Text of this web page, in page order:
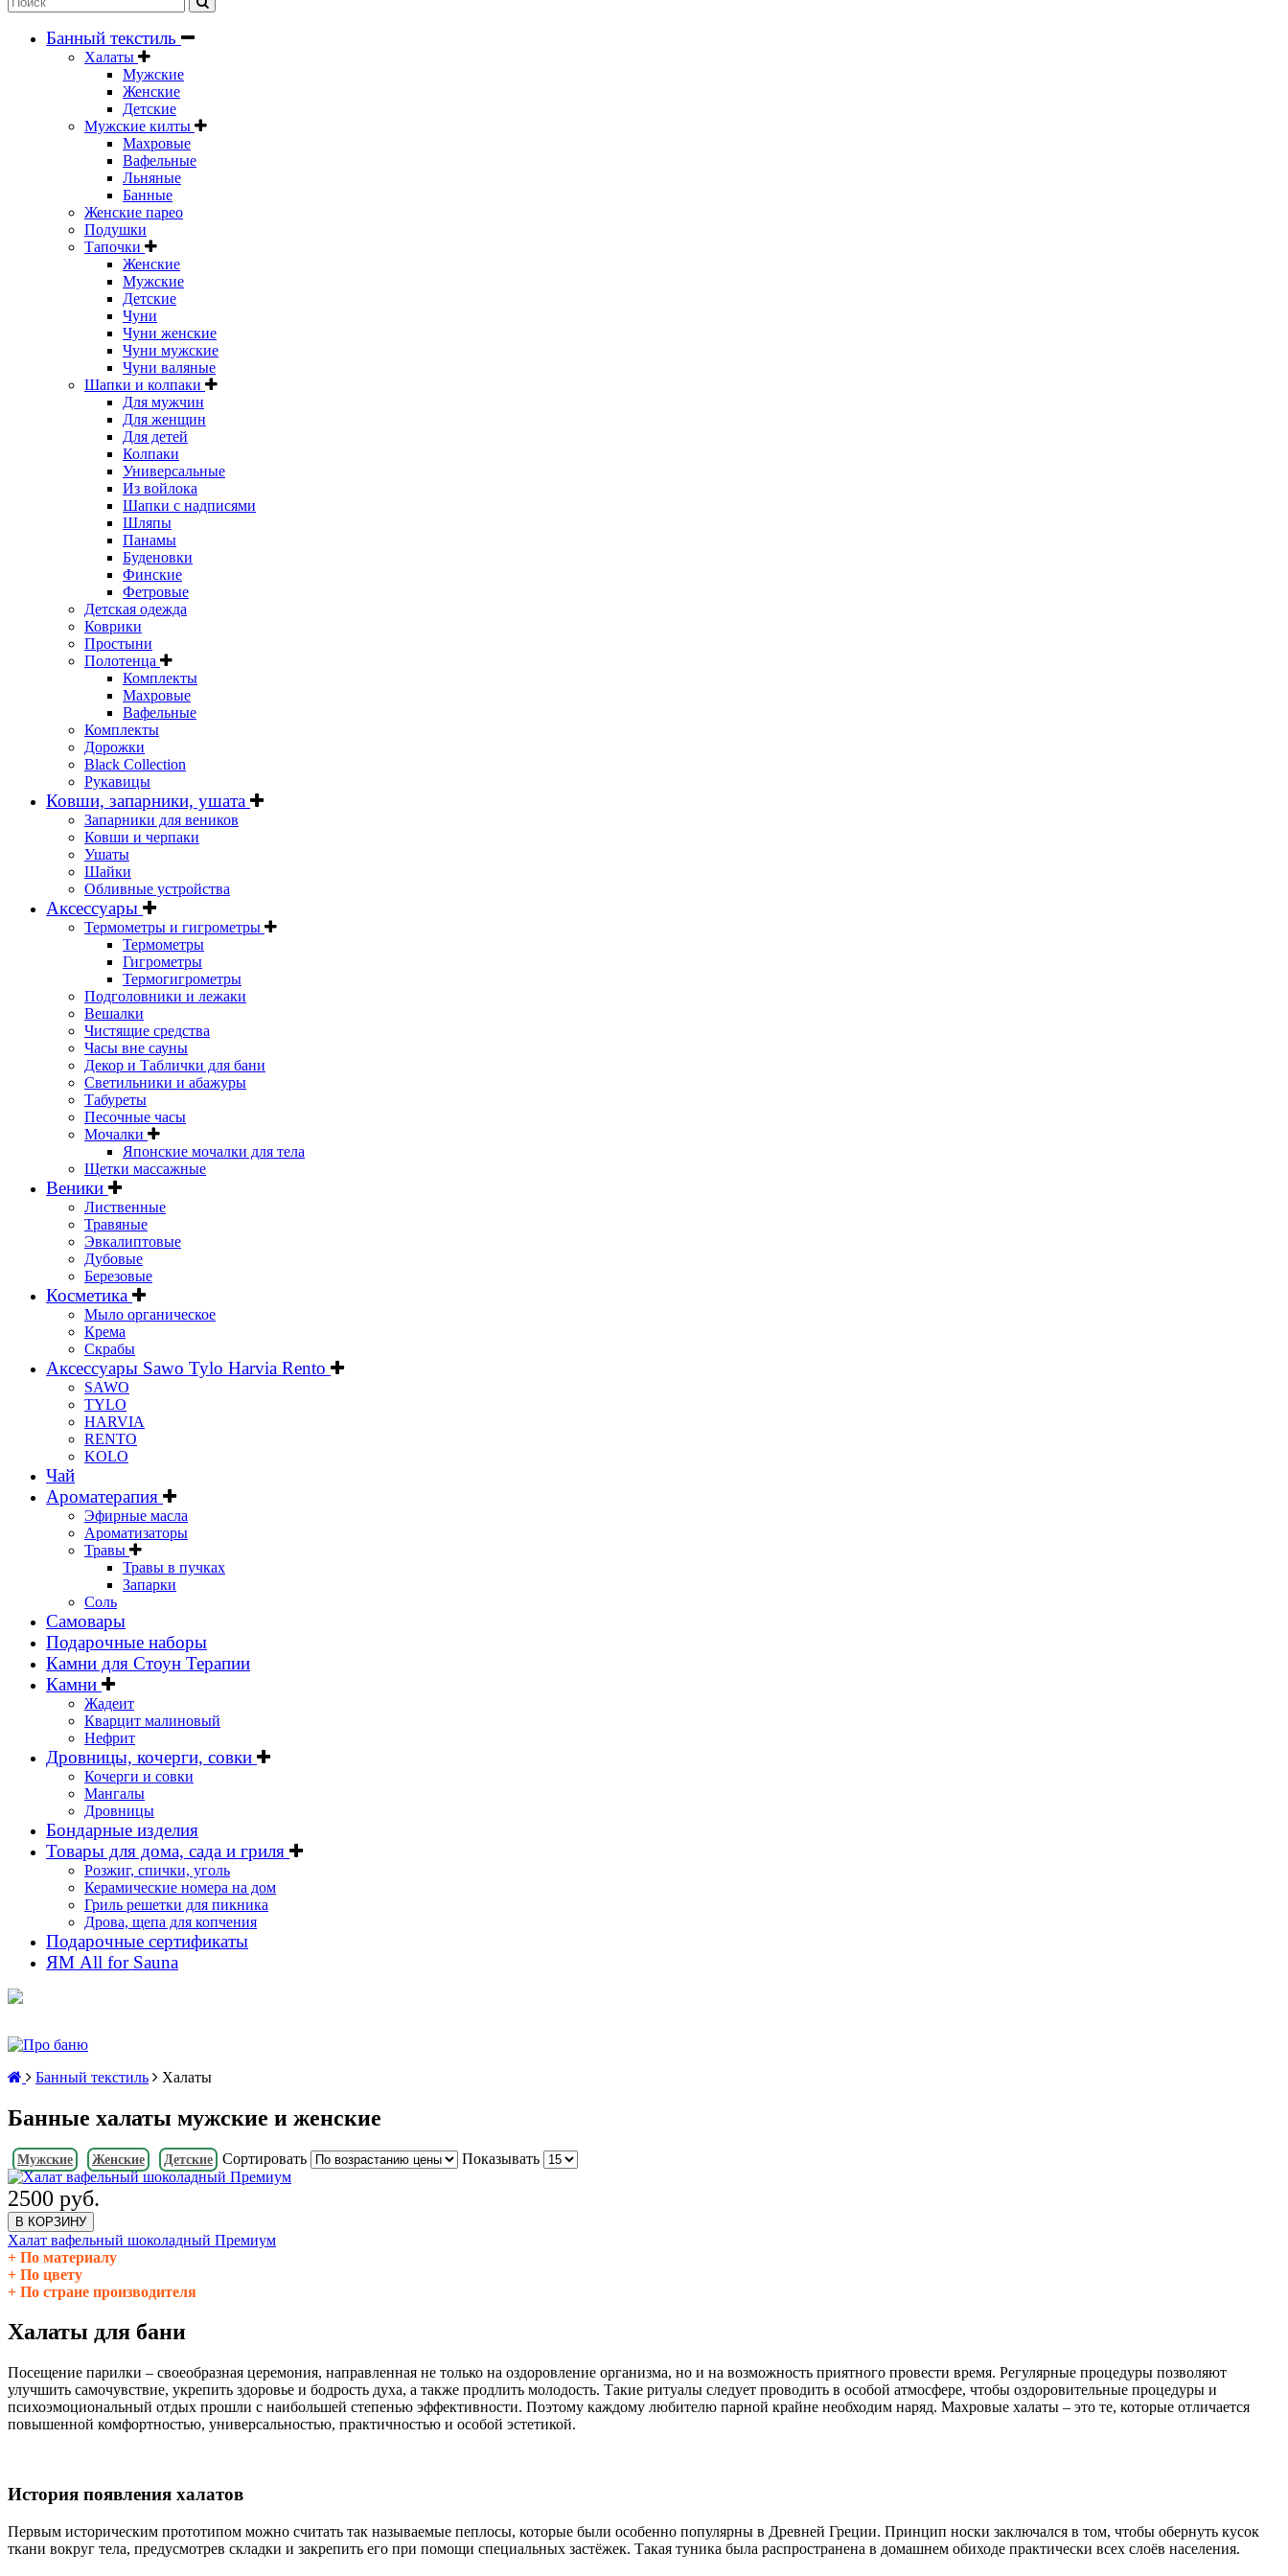
Банный текстиль
Халаты
Мужские
Женские
Детские
Мужские килты
Махровые
Вафельные
Льняные
Банные
Женские парео
Подушки
Тапочки
Женские
Мужские
Детские
Чуни
Чуни женские
Чуни мужские
Чуни валяные
Шапки и колпаки
Для мужчин
Для женщин
Для детей
Колпаки
Универсальные
Из войлока
Шапки с надписями
Шляпы
Панамы
Буденовки
Финские
Фетровые
Детская одежда
Коврики
Простыни
Полотенца
Комплекты
Махровые
Вафельные
Комплекты
Дорожки
Black Collection
Рукавицы
Ковши, запарники, ушата
Запарники для веников
Ковши и черпаки
Ушаты
Шайки
Обливные устройства
Аксессуары
Термометры и гигрометры
Термометры
Гигрометры
Термогигрометры
Подголовники и лежаки
Вешалки
Чистящие средства
Часы вне сауны
Декор и Таблички для бани
Светильники и абажуры
Табуреты
Песочные часы
Мочалки
Японские мочалки для тела
Щетки массажные
Веники
Лиственные
Травяные
Эвкалиптовые
Дубовые
Березовые
Косметика
Мыло органическое
Крема
Скрабы
Аксессуары Sawo Tylo Harvia Rento
SAWO
TYLO
HARVIA
RENTO
KOLO
Чай
Ароматерапия
Эфирные масла
Ароматизаторы
Травы
Травы в пучках
Запарки
Соль
Самовары
Подарочные наборы
Камни для Стоун Терапии
Камни
Жадеит
Кварцит малиновый
Нефрит
Дровницы, кочерги, совки
Кочерги и совки
Мангалы
Дровницы
Бондарные изделия
Товары для дома, сада и гриля
Розжиг, спички, уголь
Керамические номера на дом
Гриль решетки для пикника
Дрова, щепа для копчения
Подарочные сертификаты
ЯМ All for Sauna
Банный текстиль Халаты
Банные халаты мужские и женские
Мужские Женские Детские Сортировать Показывать
2500 руб.
В КОРЗИНУ
Халат вафельный шоколадный Премиум
По материалу
По цвету
По стране производителя
Халаты для бани
Посещение парилки – своеобразная церемония, направленная не только на оздоровление организма, но и на возможность приятного провести время. Регулярные процедуры позволяют
улучшить самочувствие, укрепить здоровье и бодрость духа, а также продлить молодость. Такие ритуалы следует проводить в особой атмосфере, чтобы оздоровительные процедуры и
психоэмоциональный отдых прошли с наибольшей степенью эффективности. Поэтому каждому любителю парной крайне необходим наряд. Махровые халаты – это те, которые отличается
повышенной комфортностью, универсальностью, практичностью и особой эстетикой.
История появления халатов
Первым историческим прототипом можно считать так называемые пеплосы, которые были особенно популярны в Древней Греции. Принцип носки заключался в том, чтобы обернуть кусок
ткани вокруг тела, предусмотрев складки и закрепить его при помощи специальных застёжек. Такая туника была распространена в домашнем обиходе практически всех слоёв населения.